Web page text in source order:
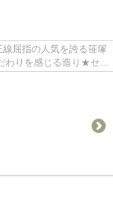
屈指の人気を誇る笹塚
りを感じる造り★セキ